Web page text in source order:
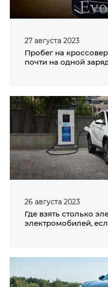
27 августа 2023
Пробег на кроссовере
почти на одной
26 августа 2023
Где взять столько
электромобилей,